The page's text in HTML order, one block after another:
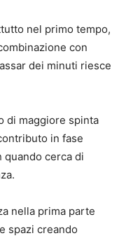
nel primo tempo,
con
dei minuti riesce
di maggiore spinta
in fase
cerca di
nella prima parte
spazi creando